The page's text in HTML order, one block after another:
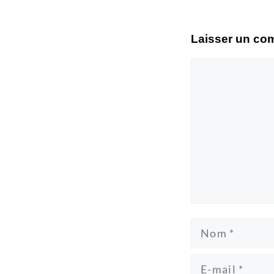
Laisser un